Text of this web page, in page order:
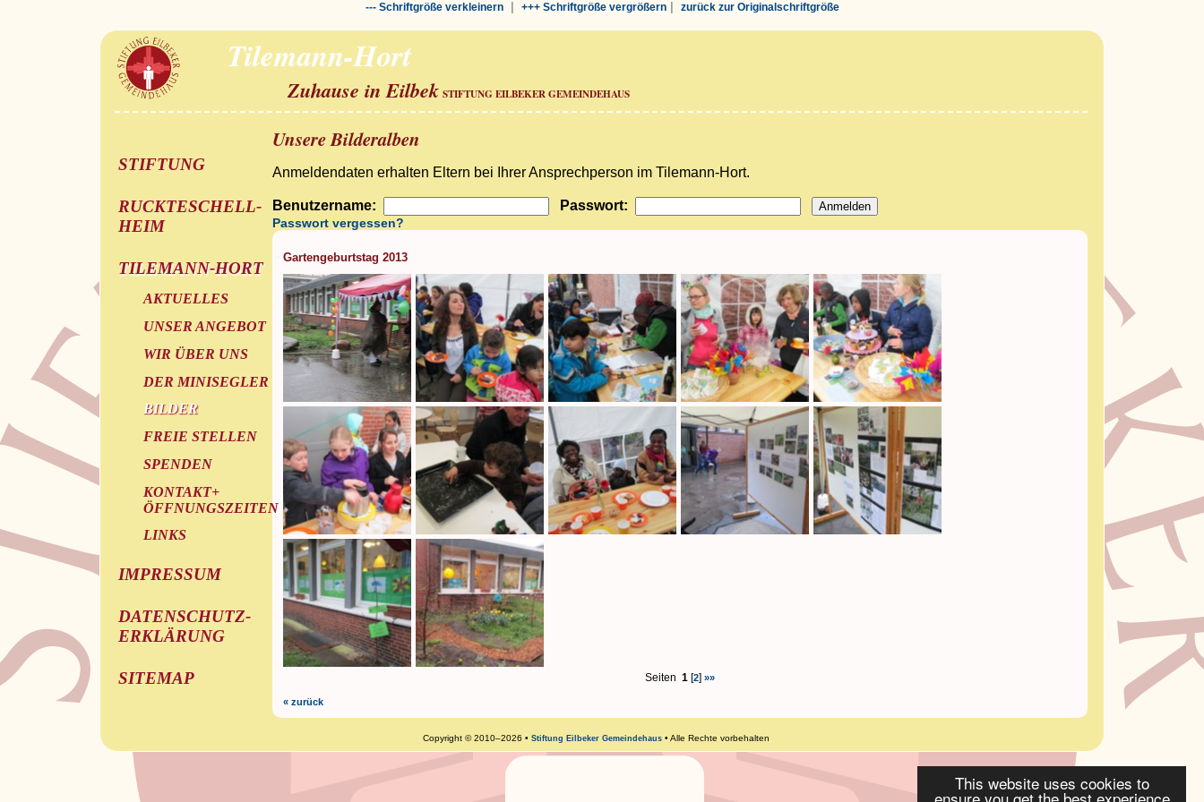
This website uses cookies to
--- Schriftgröße verkleinern| +++ Schriftgröße vergrößern| zurück zur Originalschriftgröße
Tilemann-Hort
Zuhause in Eilbek STIFTUNG EILBEKER GEMEINDEHAUS
STIFTUNG
RUCKTESCHELL-
HEIM
TILEMANN-HORT
AKTUELLES
UNSER ANGEBOT
WIR ÜBER UNS
DER MINISEGLER
BILDER
FREIE STELLEN
SPENDEN
KONTAKT+
ÖFFNUNGSZEITEN
LINKS
IMPRESSUM
DATENSCHUTZ-
ERKLÄRUNG
SITEMAP
Unsere Bilderalben
Anmeldendaten erhalten Eltern bei Ihrer Ansprechperson im Tilemann-Hort.
Benutzername: Passwort:
Passwort vergessen?
Gartengeburtstag 2013
Seiten 1 [2] »»
« zurück
Copyright © 2010–2026 •Stiftung Eilbeker Gemeindehaus • Alle Rechte vorbehalten